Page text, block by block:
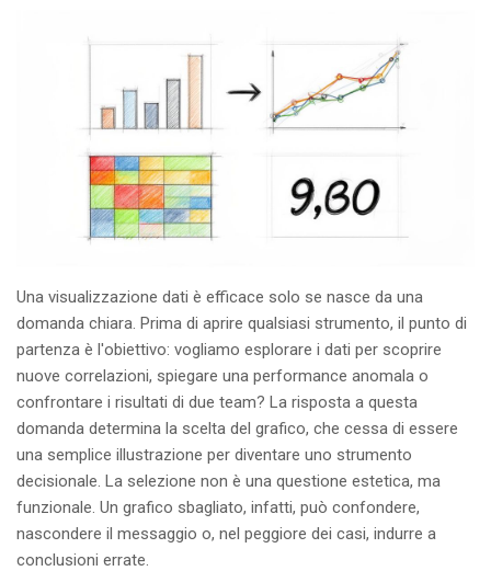
Una visualizzazione dati è efficace solo se nasce da una
domanda chiara. Prima di aprire qualsiasi strumento, il punto di
partenza è l'obiettivo: vogliamo esplorare i dati per scoprire
nuove correlazioni, spiegare una performance anomala o
confrontare i risultati di due team? La risposta a questa
domanda determina la scelta del grafico, che cessa di essere
una semplice illustrazione per diventare uno strumento
decisionale. La selezione non è una questione estetica, ma
funzionale. Un grafico sbagliato, infatti, può confondere,
nascondere il messaggio o, nel peggiore dei casi, indurre a
conclusioni errate.